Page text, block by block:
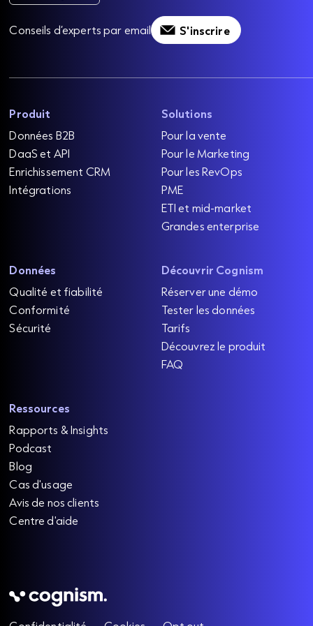
Conseils d’experts par email S'inscrire
Produit
Données B2B
DaaS et API
Enrichissement CRM
Intégrations
Solutions
Pour la vente
Pour le Marketing
Pour les RevOps
PME
ETI et mid-market
Grandes enterprise
Données
Qualité et fiabilité
Conformité
Sécurité
Découvrir Cognism
Réserver une démo
Tester les données
Tarifs
Découvrez le produit
FAQ
Ressources
Rapports & Insights
Podcast
Blog
Cas d'usage
Avis de nos clients
Centre d'aide